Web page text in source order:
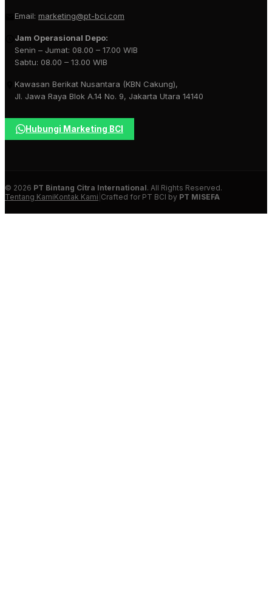
Email: marketing@pt-bci.com
Jam Operasional Depo:
Senin – Jumat: 08.00 – 17.00 WIB
Sabtu: 08.00 – 13.00 WIB
Kawasan Berikat Nusantara (KBN Cakung),
Jl. Jawa Raya Blok A.14 No. 9, Jakarta Utara 14140
Hubungi Marketing BCI
© 2026 PT Bintang Citra International. All Rights Reserved.
Tentang KamiKontak Kami Crafted for PT BCI by PT MISEFA